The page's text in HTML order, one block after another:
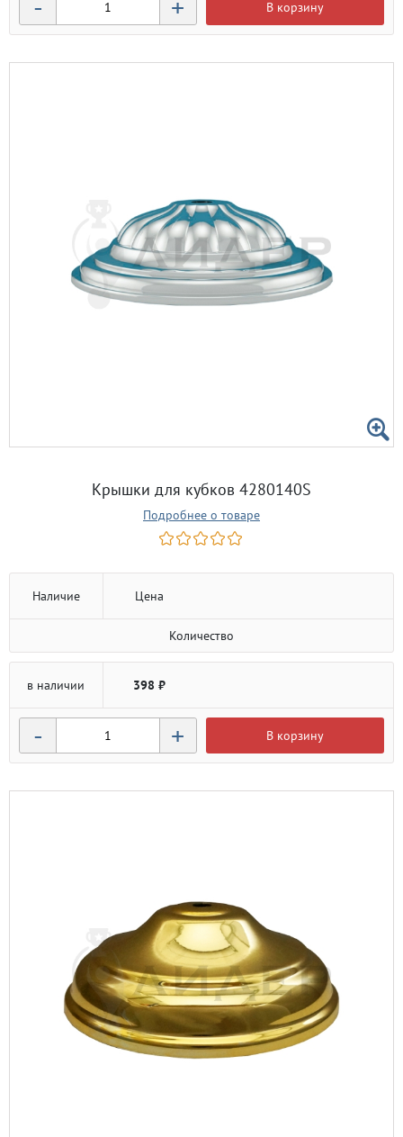
В корзину
Крышки для кубков 4280140S
Подробнее о товаре
Наличие Цена
Количество
в наличии 398 ₽
- + В корзину